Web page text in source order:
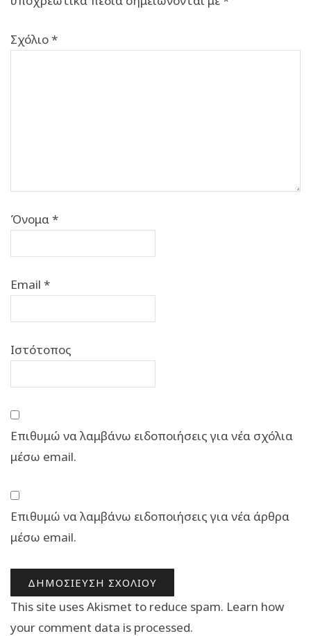
Σχόλιο*
Όνομα*
Email *
Ιστότοπος
Επιθυμώ να λαμβάνω ειδοποιήσεις για νέα σχόλια
μέσω email.
Επιθυμώ να λαμβάνω ειδοποιήσεις για νέα άρθρα
μέσω email.
This site uses Akismet to reduce spam. Learn how
your comment data is processed.